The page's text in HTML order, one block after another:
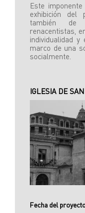
Este
exhibición del
también de
renacentistas,
individualidad
marco de una
socialmente.
IGLESIA DE
Fecha del